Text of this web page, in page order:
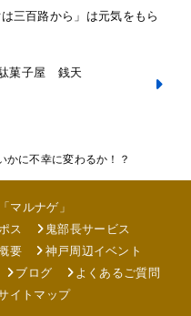
三百路から」は元気をもら
菓子屋 銭天
かに不幸に変わるか！？
マルナゲ」
ス
鬼部長サービス
要
神戸周辺イベント
ブログ
よくあるご質問
イトマップ